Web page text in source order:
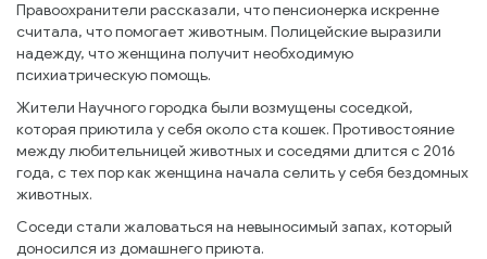
Правоохранители рассказали, что пенсионерка искренне
считала, что помогает животным. Полицейские выразили
надежду, что женщина получит необходимую
психиатрическую помощь.
Жители Научного городка были возмущены соседкой,
которая приютила у себя около ста кошек. Противостояние
между любительницей животных и соседями длится с 2016
года, с тех пор как женщина начала селить у себя бездомных
животных.
Соседи стали жаловаться на невыносимый запах, который
доносился из домашнего приюта.